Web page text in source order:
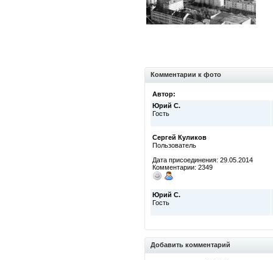
Комментарии к фото
Автор:
Юрий С.
Гость
Сергей Куликов
Пользователь
Дата присоединения: 29.05.2014
Комментарии: 2349
Юрий С.
Гость
Добавить комментарий